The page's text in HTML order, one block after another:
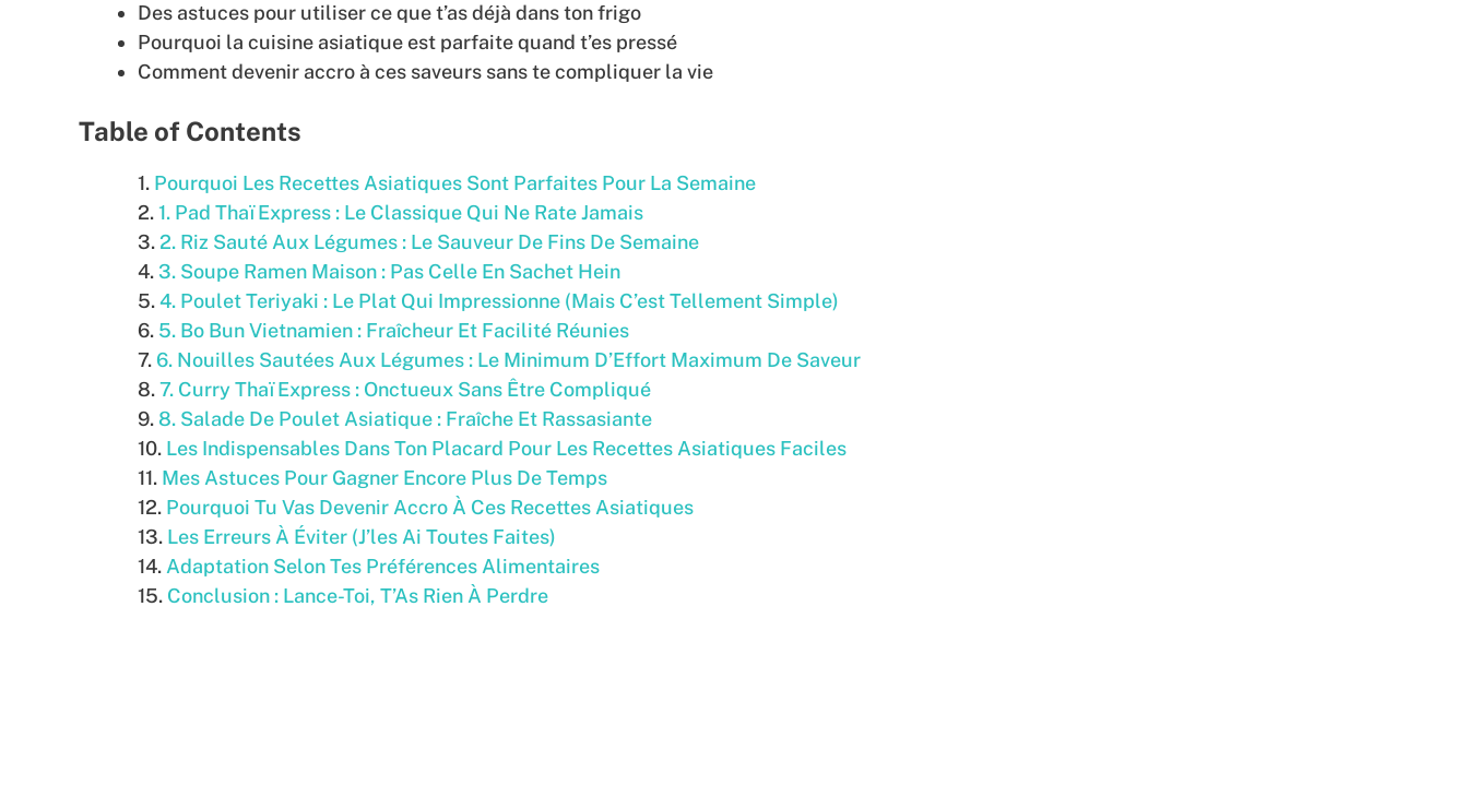
Des astuces pour utiliser ce que t’as déjà dans ton frigo
Pourquoi la cuisine asiatique est parfaite quand t’es pressé
Comment devenir accro à ces saveurs sans te compliquer la vie
Table of Contents
Pourquoi Les Recettes Asiatiques Sont Parfaites Pour La Semaine
1. Pad Thaï Express : Le Classique Qui Ne Rate Jamais
2. Riz Sauté Aux Légumes : Le Sauveur De Fins De Semaine
3. Soupe Ramen Maison : Pas Celle En Sachet Hein
4. Poulet Teriyaki : Le Plat Qui Impressionne (Mais C’est Tellement Simple)
5. Bo Bun Vietnamien : Fraîcheur Et Facilité Réunies
6. Nouilles Sautées Aux Légumes : Le Minimum D’Effort Maximum De Saveur
7. Curry Thaï Express : Onctueux Sans Être Compliqué
8. Salade De Poulet Asiatique : Fraîche Et Rassasiante
Les Indispensables Dans Ton Placard Pour Les Recettes Asiatiques Faciles
Mes Astuces Pour Gagner Encore Plus De Temps
Pourquoi Tu Vas Devenir Accro À Ces Recettes Asiatiques
Les Erreurs À Éviter (J’les Ai Toutes Faites)
Adaptation Selon Tes Préférences Alimentaires
Conclusion : Lance-Toi, T’As Rien À Perdre